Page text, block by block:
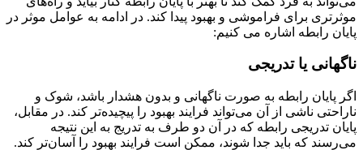
موثرتری برای فراموشی و بهبود پیدا کند. در ادامه به عوامل موثر در
پایان رابطه اشاره می کنیم:
ناگهانی یا تدریجی
اگر پایان رابطه به صورت ناگهانی و بدون هشدار باشد، شوک و
ناراحتی ناشی از آن می‌تواند فرایند بهبود را پیچیده‌تر کند. در مقابل،
پایان تدریجی رابطه که در آن دو طرف به تدریج به این نتیجه
می‌رسند که باید جدا شوند، ممکن است فرایند بهبود را آسان‌تر کند.